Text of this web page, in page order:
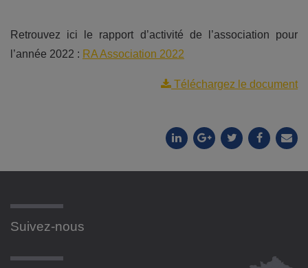
Retrouvez ici le rapport d’activité de l’association pour
l’année 2022 : RA Association 2022
Téléchargez le document
Suivez-nous